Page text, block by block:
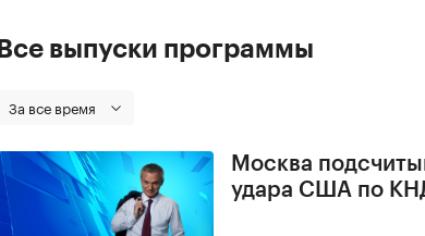
Все выпуски программы
За все время
Москва
удара США по